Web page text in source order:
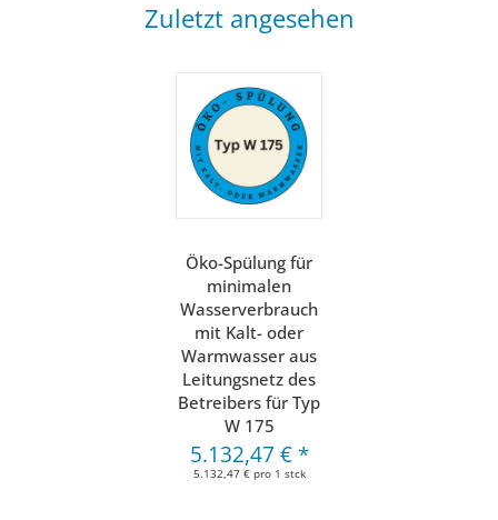
Zuletzt angesehen
Öko-Spülung für
minimalen
Wasserverbrauch
mit Kalt- oder
Warmwasser aus
Leitungsnetz des
Betreibers für Typ
W 175
5.132,47 € *
5.132,47 € pro 1 stck